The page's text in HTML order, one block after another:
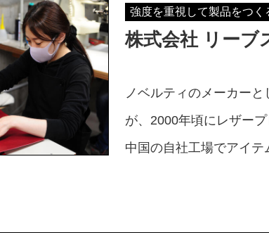
強度を重視して製品をつく
株式会社 リーブ
ノベルティのメーカー
が、2000年頃にレザー
中国の自社工場でアイ